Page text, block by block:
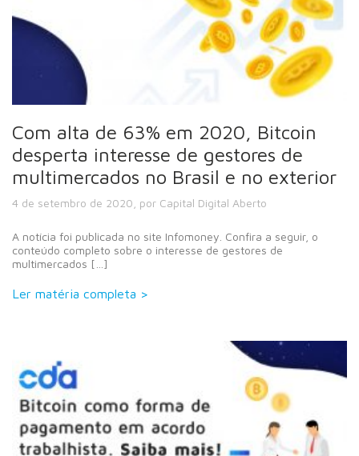
Com alta de 63% em 2020, Bitcoin
desperta interesse de gestores de
multimercados no Brasil e no exterior
4 de setembro de 2020, por Capital Digital Aberto
A notícia foi publicada no site Infomoney. Confira a seguir, o
conteúdo completo sobre o interesse de gestores de
multimercados […]
Ler matéria completa >